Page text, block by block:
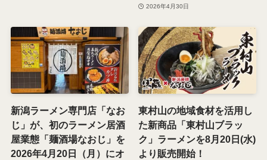
2026年4月30日
新潟ラーメン専門店「なお
じ」が、初のラーメン居酒
屋業態「麺酒場なおじ」を
2026年4月20日（月）にオ
東村山の地域食材を活用し
た新商品「東村山ブラッ
ク」ラーメンを8月20日(水)
より販売開始！